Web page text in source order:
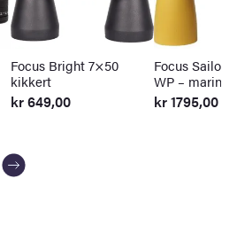
Focus Bright 7×50
kikkert
kr649,00
Focus Sailor
WP –
kr1795,00